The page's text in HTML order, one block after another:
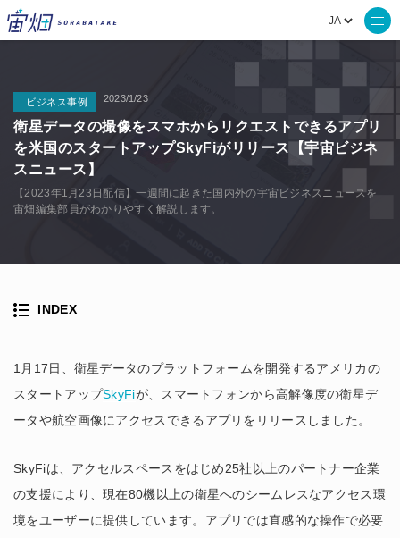
ビジネス事例 2023/1/23
衛星データの撮像をスマホからリクエストできるアプリ
を米国のスタートアップSkyFiがリリース【宇宙ビジネ
スニュース】
【2023年1月23日配信】一週間に起きた国内外の宇宙ビジネスニュースを
宙畑編集部員がわかりやすく解説します。
1月17日、衛星データのプラットフォームを開発するアメリカの
スタートアップSkyFiが、スマートフォンから高解像度の衛星デ
ータや航空画像にアクセスできるアプリをリリースしました。
SkyFiは、アクセルスペースをはじめ25社以上のパートナー企業
の支援により、現在80機以上の衛星へのシームレスなアクセス環
境をユーザーに提供しています。アプリでは直感的な操作で必要
INDEX